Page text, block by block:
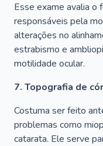
Esse exame avalia o
responsáveis pela
alterações no
estrabismo e
motilidade ocular.
7. Topografia de
Costuma ser feito
problemas como
catarata. Ele serve